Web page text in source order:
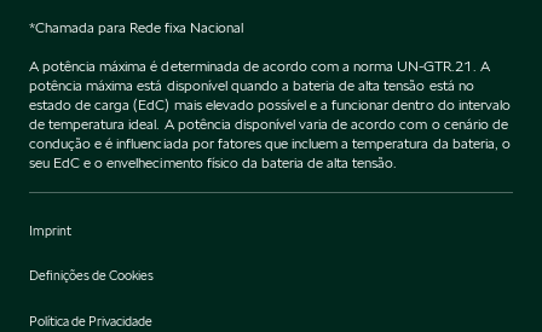
*Chamada para Rede fixa Nacional
A potência máxima é determinada de acordo com a norma UN-GTR.21. A
potência máxima está disponível quando a bateria de alta tensão está no
estado de carga (EdC) mais elevado possível e a funcionar dentro do intervalo
de temperatura ideal. A potência disponível varia de acordo com o cenário de
condução e é influenciada por fatores que incluem a temperatura da bateria, o
seu EdC e o envelhecimento físico da bateria de alta tensão.
Imprint
Definições de Cookies
Política de Privacidade